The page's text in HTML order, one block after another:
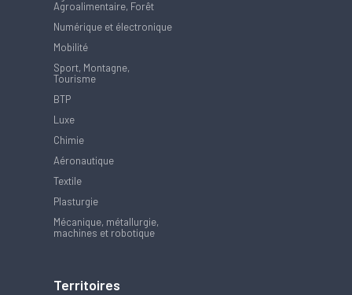
Agroalimentaire, Forêt
Numérique et électronique
Mobilité
Sport, Montagne,
Tourisme
BTP
Luxe
Chimie
Aéronautique
Textile
Plasturgie
Mécanique, métallurgie,
machines et robotique
Territoires